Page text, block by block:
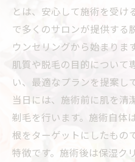
お得なプラン鈴鹿市
ポイント
鈴鹿市の脱毛サ
報
メンズ脱毛で利
ンプラン
お得なプランを
スト
とは、安心して施術を受け
で多くのサロンが提供する
ウンセリングから始まりま
肌質や脱毛の目的について
い、最適なプランを提案し
当日には、施術前に肌を清
剃毛を行います。施術自体
根をターゲットにしたもの
特徴です。施術後は保湿ク